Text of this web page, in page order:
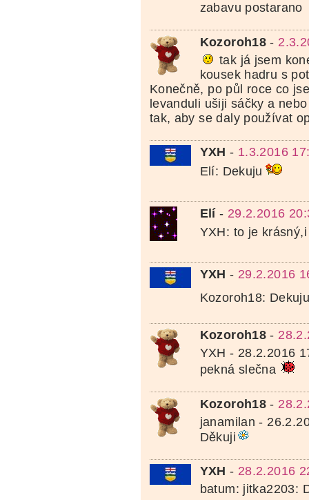
zabavu postarano
Kozoroh18 -
tak já jsem
kousek hadru s
Konečně, po půl roce co
levanduli ušiji sáčky a
tak, aby se daly používat
YXH - 1.3.2016
Elí: Dekuju
Elí- 29.2.2016
YXH: to je
YXH - 29.2.2016
Kozoroh18:
Kozoroh18 -
YXH - 28.2.2016
pekná slečna
Kozoroh18 -
janamilan -
Děkuji
YXH - 28.2.2016
batum: jitka2203: